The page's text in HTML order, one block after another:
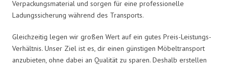
Verpackungsmaterial und sorgen für eine professionelle
Ladungssicherung während des Transports.
Gleichzeitig legen wir großen Wert auf ein gutes Preis-Leistungs-
Verhältnis. Unser Ziel ist es, dir einen günstigen Möbeltransport
anzubieten, ohne dabei an Qualität zu sparen. Deshalb erstellen